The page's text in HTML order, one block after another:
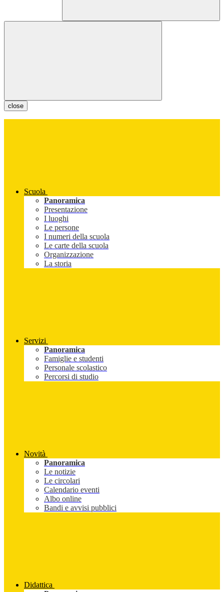
close
Scuola
Panoramica
Presentazione
I luoghi
Le persone
I numeri della scuola
Le carte della scuola
Organizzazione
La storia
Servizi
Panoramica
Famiglie e studenti
Personale scolastico
Percorsi di studio
Novità
Panoramica
Le notizie
Le circolari
Calendario eventi
Albo online
Bandi e avvisi pubblici
Didattica